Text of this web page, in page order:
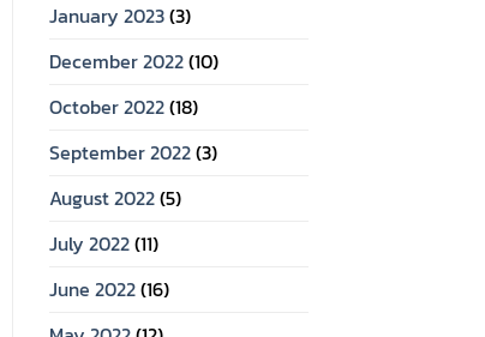
January 2023(3)
December 2022(10)
October 2022(18)
September 2022(3)
August 2022(5)
July 2022(11)
June 2022(16)